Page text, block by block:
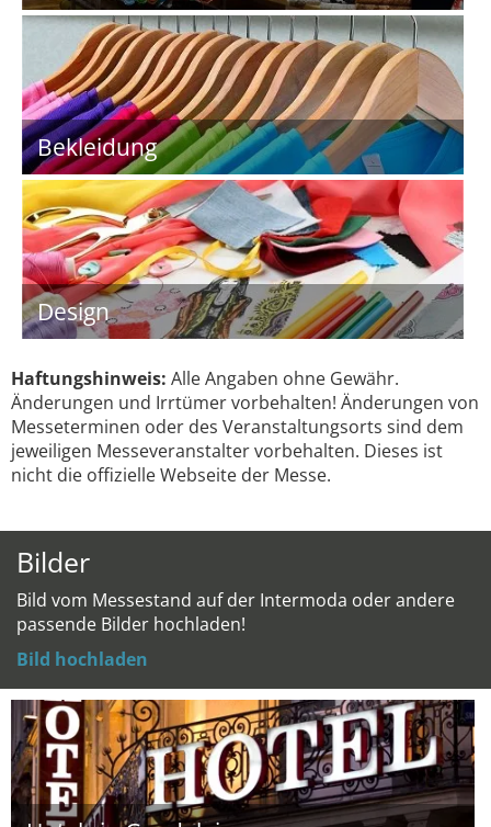
Bekleidung
Design
Haftungshinweis: Alle Angaben ohne Gewähr.
Änderungen und Irrtümer vorbehalten! Änderungen von
Messeterminen oder des Veranstaltungsorts sind dem
jeweiligen Messeveranstalter vorbehalten. Dieses ist
nicht die offizielle Webseite der Messe.
Bilder
Bild vom Messestand auf der Intermoda oder andere
passende Bilder hochladen!
Bild hochladen